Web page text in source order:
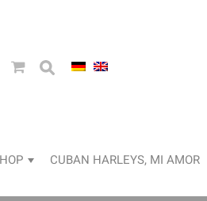
CUBAN HARLEYS, MI AMOR